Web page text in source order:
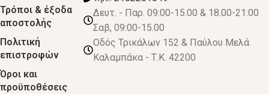
Τρόποι & έξοδα
αποστολής
Πολιτική
επιστροφών
Όροι και
προϋποθέσεις
Δευτ. - Παρ. 09:00-15.00 & 18.00-21:00
Σαβ, 09:00-15.00
Οδός Τρικάλων 152 & Παύλου Μελά
Καλαμπάκα - Τ.Κ. 42200